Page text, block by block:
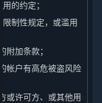
的约定；
限制性规定，或滥用
附加条款；
帐户有高危被盗风险
或许可方、或其他用